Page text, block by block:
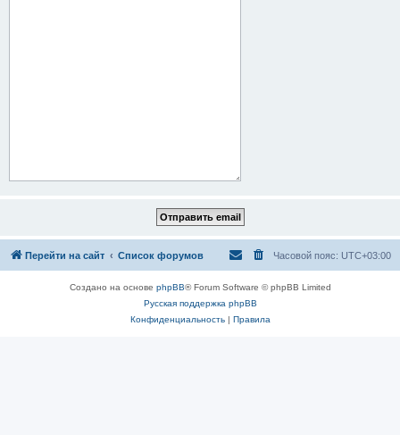
Перейти на сайт Список форумов Часовой пояс: UTC+03:00
Создано на основе phpBB® Forum Software © phpBB Limited
Русская поддержка phpBB
Конфиденциальность| Правила